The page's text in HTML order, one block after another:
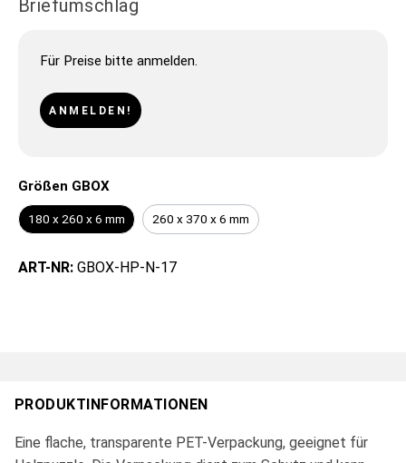
Briefumschlag
Für Preise bitte anmelden.
ANMELDEN!
Größen GBOX
180 x 260 x 6 mm 260 x 370 x 6 mm
ART-NR: GBOX-HP-N-17
PRODUKTINFORMATIONEN
Eine flache, transparente PET-Verpackung, geeignet für